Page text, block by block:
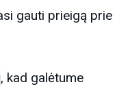
gauti prieigą prie
kad galėtume